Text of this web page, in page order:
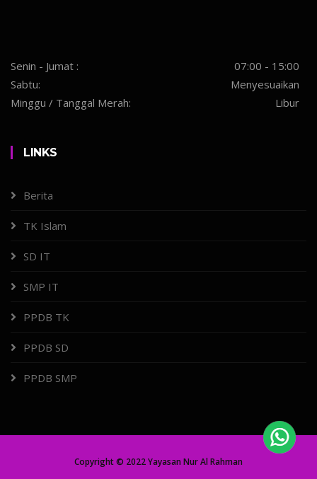
Senin - Jumat :
07:00 - 15:00
Sabtu:
Menyesuaikan
Minggu / Tanggal Merah:
Libur
LINKS
Berita
TK Islam
SD IT
SMP IT
PPDB TK
PPDB SD
PPDB SMP
Copyright © 2022 Yayasan Nur Al Rahman